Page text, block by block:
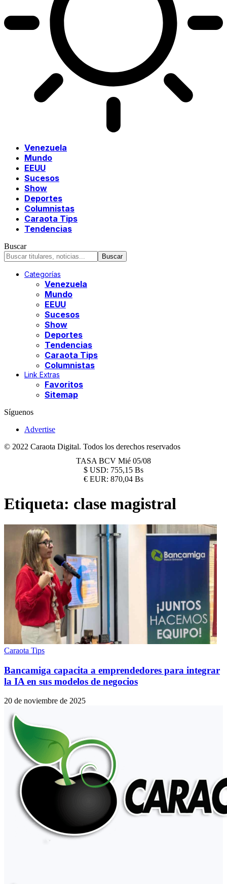
Venezuela
Mundo
EEUU
Sucesos
Show
Deportes
Columnistas
Caraota Tips
Tendencias
Buscar
Categorías
Venezuela
Mundo
EEUU
Sucesos
Show
Deportes
Tendencias
Caraota Tips
Columnistas
Link Extras
Favoritos
Sitemap
Síguenos
Advertise
© 2022 Caraota Digital. Todos los derechos reservados
TASA BCV Mié 05/08
$ USD: 755,15 Bs
€ EUR: 870,04 Bs
Etiqueta: clase magistral
Caraota Tips
Bancamiga capacita a emprendedores para integrar
la IA en sus modelos de negocios
20 de noviembre de 2025